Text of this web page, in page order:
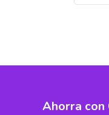
Ahorra con